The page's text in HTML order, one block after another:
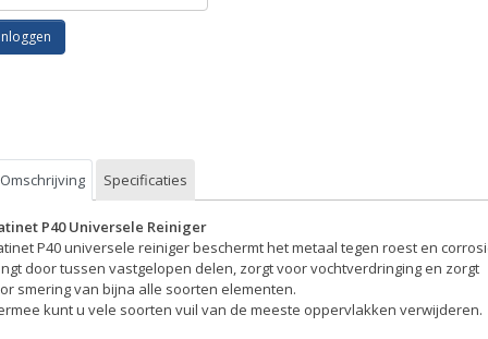
Omschrijving Specificaties
P40 Universele Reiniger
P40 universele reiniger beschermt het metaal tegen roest en
door tussen vastgelopen delen, zorgt voor vochtverdringing en zorgt
smering van bijna alle soorten elementen.
kunt u vele soorten vuil van de meeste oppervlakken verwijderen.